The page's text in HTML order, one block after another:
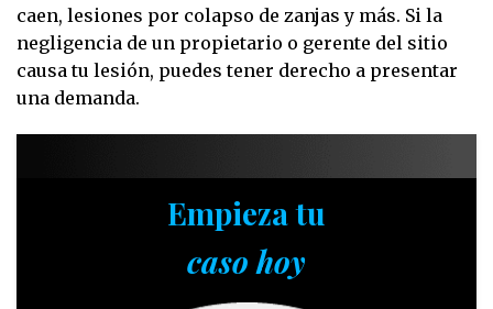
caen, lesiones por colapso de zanjas y más. Si la
negligencia de un propietario o gerente del sitio
causa tu lesión, puedes tener derecho a presentar
una demanda.
Empieza tu
caso hoy